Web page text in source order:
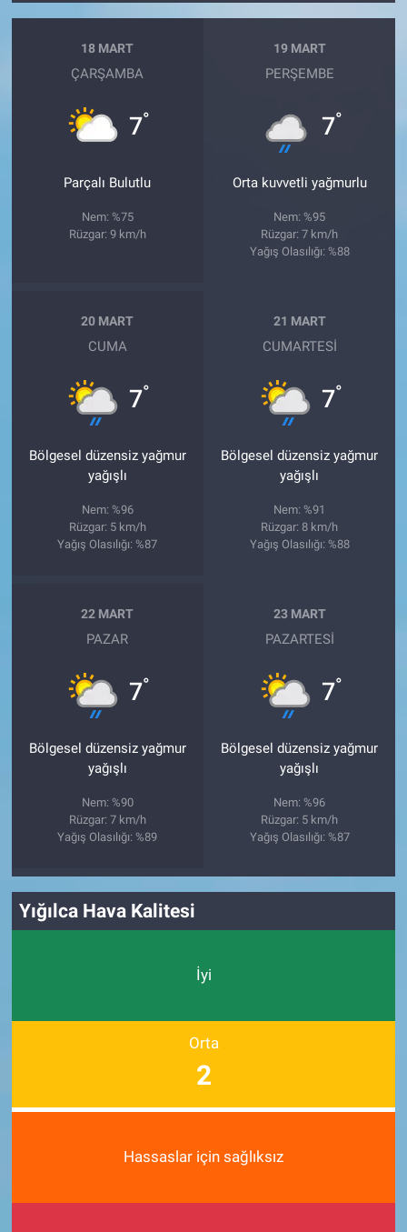
18 MART
ÇARŞAMBA
7°
Parçalı Bulutlu
Nem: %75
Rüzgar: 9 km/h
19 MART
PERŞEMBE
7°
Orta kuvvetli yağmurlu
Nem: %95
Rüzgar: 7 km/h
Yağış Olasılığı: %88
20 MART
CUMA
7°
Bölgesel düzensiz yağmur
yağışlı
Nem: %96
Rüzgar: 5 km/h
Yağış Olasılığı: %87
21 MART
CUMARTESI
7°
Bölgesel düzensiz yağmur
yağışlı
Nem: %91
Rüzgar: 8 km/h
Yağış Olasılığı: %88
22 MART
PAZAR
7°
Bölgesel düzensiz yağmur
yağışlı
Nem: %90
Rüzgar: 7 km/h
Yağış Olasılığı: %89
23 MART
PAZARTESI
7°
Bölgesel düzensiz yağmur
yağışlı
Nem: %96
Rüzgar: 5 km/h
Yağış Olasılığı: %87
Yığılca Hava Kalitesi
İyi
Orta
2
Hassaslar için sağlıksız